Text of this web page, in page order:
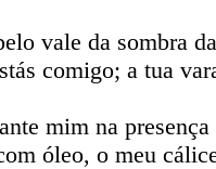
vale da sombra
comigo; a tua
mim na
óleo, o meu